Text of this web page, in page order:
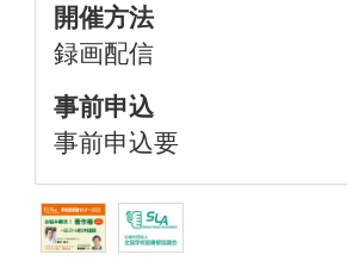
開催方法
録画配信
事前申込
事前申込要